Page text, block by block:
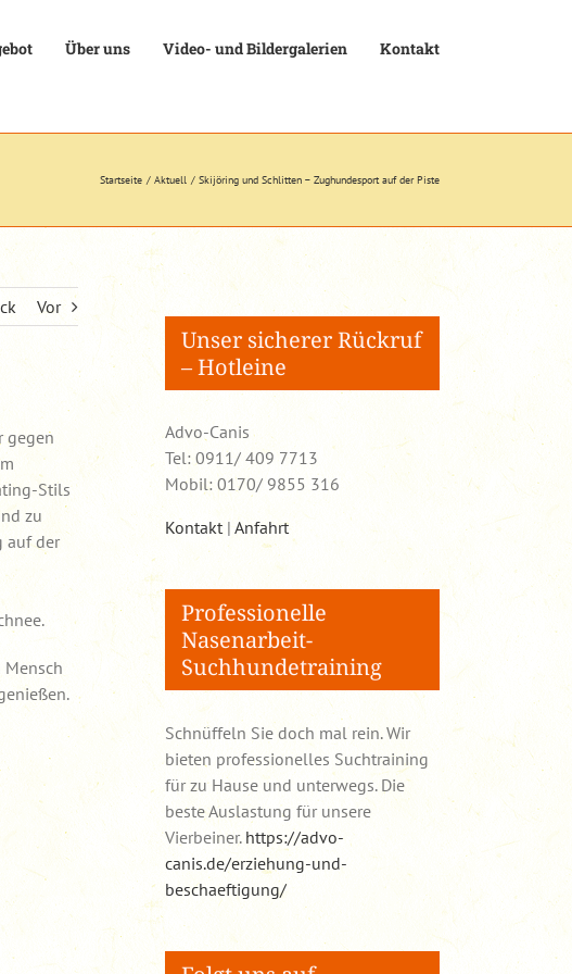
Über uns Video- und Bildergalerien Kontakt
Startseite Aktuell Skijöring und Schlitten – Zughundesport auf der Piste
Vor
gegen
Stils
zu
auf der
Unser sicherer Rückruf
– Hotleine
Advo-Canis
Tel: 0911/ 409 7713
Mobil: 0170/ 9855 316
Kontakt| Anfahrt
Professionelle
Nasenarbeit-
Suchhundetraining
Schnüffeln Sie doch mal rein. Wir
bieten professionelles Suchtraining
für zu Hause und unterwegs. Die
beste Auslastung für unsere
Vierbeiner. https://advo-
canis.de/erziehung-und-
beschaeftigung/